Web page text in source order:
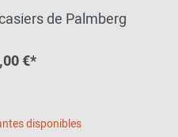
de Palmberg
€*
disponibles